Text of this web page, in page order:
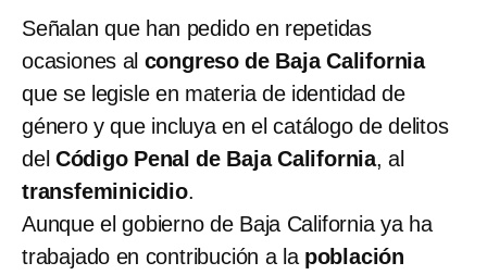
Señalan que han pedido en repetidas
ocasiones al congreso de Baja California
que se legisle en materia de identidad de
género y que incluya en el catálogo de delitos
del Código Penal de Baja California, al
transfeminicidio.
Aunque el gobierno de Baja California ya ha
trabajado en contribución a la población